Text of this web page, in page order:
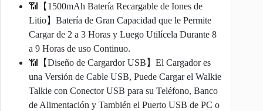
📶【1500mAh Batería Recargable de Iones de
Litio】Batería de Gran Capacidad que le Permite
Cargar de 2 a 3 Horas y Luego Utilícela Durante 8
a 9 Horas de uso Continuo.
📶【Diseño de Cargardor USB】El Cargador es
una Versión de Cable USB, Puede Cargar el Walkie
Talkie con Conector USB para su Teléfono, Banco
de Alimentación y También el Puerto USB de PC o